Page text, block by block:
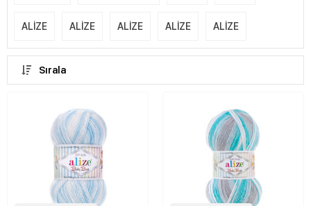
ALİZE ALİZE ALİZE ALİZE ALİZE
Sırala